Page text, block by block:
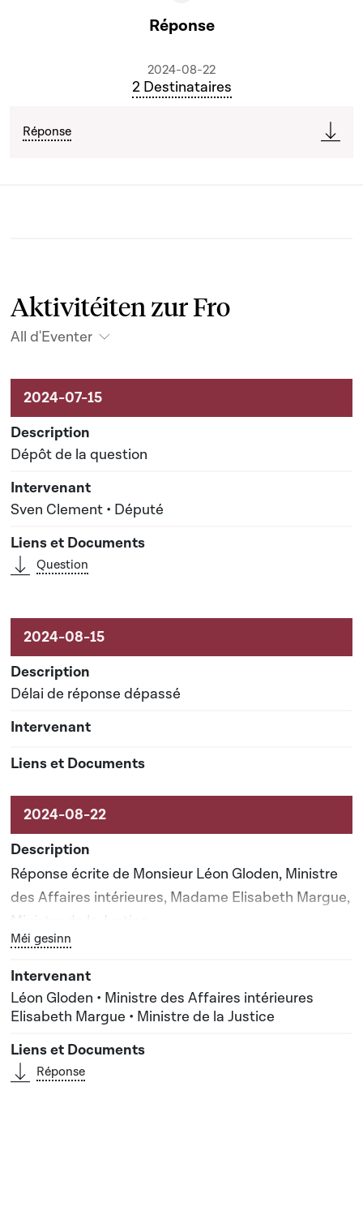
Réponse
2024-08-22
2 Destinataires
Réponse
Aktivitéiten zur Fro
All d'Eventer
Aktivitéiten um Dossier
Dépôt de la question
Sven Clement • Député
Question
Délai de réponse dépassé
Réponse écrite de Monsieur Léon Gloden, Ministre
des Affaires intérieures, Madame Elisabeth Margue,
Ministre de la Justice
Bouton graphique servant à afficher ou cacher tous les
Méi gesinn
Léon Gloden • Ministre des Affaires intérieures
Elisabeth Margue • Ministre de la Justice
Réponse